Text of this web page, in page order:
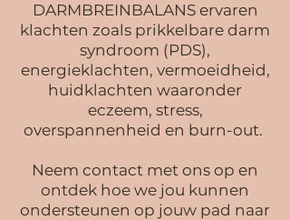
DARMBREINBALANS ervaren
klachten zoals prikkelbare darm
syndroom (PDS),
energieklachten, vermoeidheid,
huidklachten waaronder
eczeem, stress,
overspannenheid en burn-out.
Neem contact met ons op en
ontdek hoe we jou kunnen
ondersteunen op jouw pad naar